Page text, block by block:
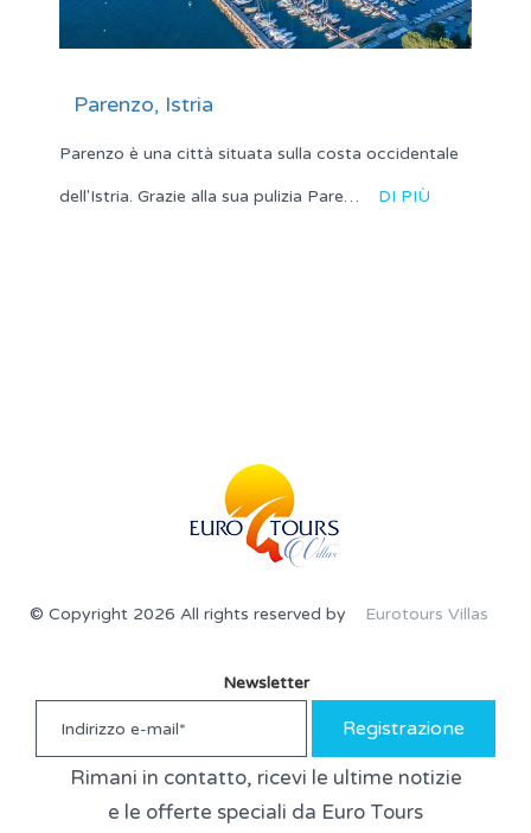
Parenzo, Istria
Parenzo è una città situata sulla costa occidentale
dell'Istria. Grazie alla sua pulizia Pare… DI PIÙ
© Copyright 2026 All rights reserved by Eurotours Villas
Newsletter
Registrazione
Rimani in contatto, ricevi le ultime notizie
e le offerte speciali da Euro Tours